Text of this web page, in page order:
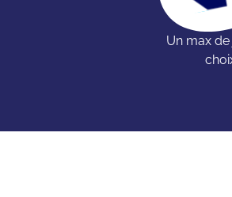
Un max